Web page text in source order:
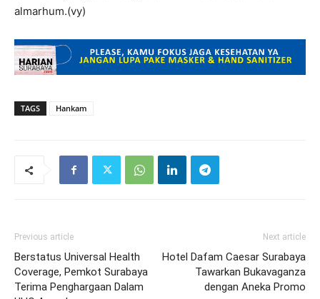
almarhum.(vy)
TAGS Hankam
Previous article
Berstatus Universal Health
Coverage, Pemkot Surabaya
Terima Penghargaan Dalam
Next article
Hotel Dafam Caesar Surabaya
Tawarkan Bukavaganza
dengan Aneka Promo